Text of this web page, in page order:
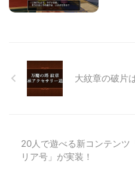
大紋章の破片
20人で遊べる新コンテンツ
リア号」が実装！